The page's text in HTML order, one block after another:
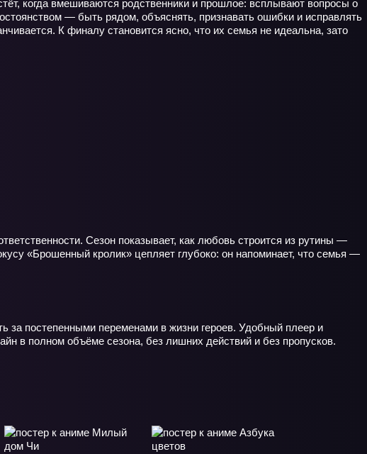
когда вмешиваются родственники и прошлое: всплывают вопросы о
— быть рядом, объяснять, признавать ошибки и исправлять
К финалу становится ясно, что их семья не идеальна, зато
Сезон показывает, как любовь строится из рутины —
«Брошенный кролик» цепляет глубоко: он напоминает, что семья —
за постепенными переменами в жизни героев. Удобный плеер и
в полном объёме сезона, без лишних действий и без пропусков.